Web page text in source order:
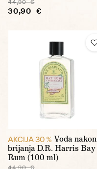
44,90 €
30,90 €
AKCIJA 30 % Voda nakon
brijanja D.R. Harris Bay
Rum (100 ml)
44,90 €